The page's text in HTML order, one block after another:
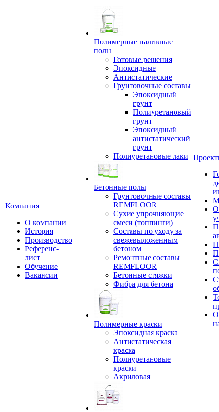
Компания
О компании
История
Производство
Референс-
лист
Обучение
Вакансии
Полимерные наливные
полы
Готовые решения
Эпоксидные
Антистатические
Грунтовочные составы
Эпоксидный
грунт
Полиуретановый
грунт
Эпоксидный
антистатический
грунт
Полиуретановые лаки
Бетонные полы
Грунтовочные составы
REMFLOOR
Сухие упрочняющие
смеси (топпинги)
Составы по уходу за
свежевыложенным
бетоном
Ремонтные составы
REMFLOOR
Бетонные стяжки
Фибра для бетона
Полимерные краски
Эпоксидная краска
Антистатическая
краска
Полиуретановые
краски
Акриловая